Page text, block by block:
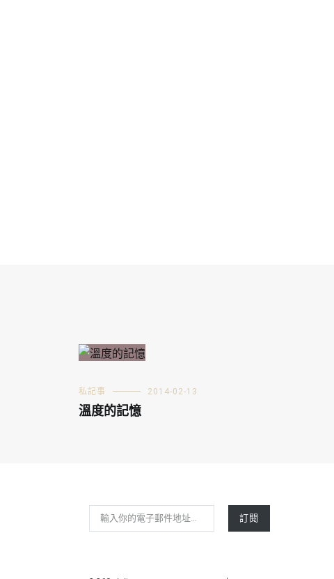
私記事 2014-02-13
溫度的記憶
輸入你的電子郵件地址…
訂閱